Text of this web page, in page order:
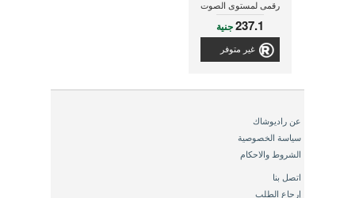
رقمى لمستوى الصوت
237.1جنية
غير متوفر
عن راديوشاك
سياسة الخصوصية
الشروط والاحكام
اتصل بنا
إرجاع الطلب